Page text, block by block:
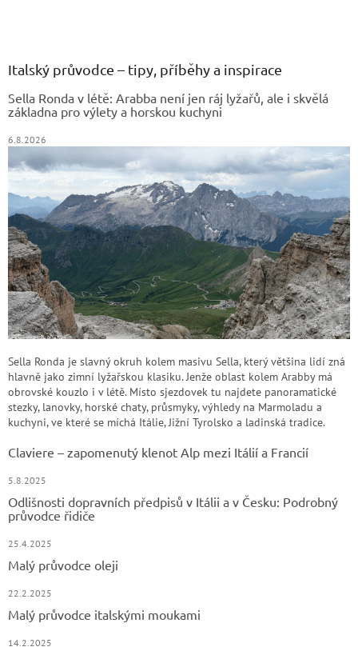
Italský průvodce – tipy, příběhy a inspirace
Sella Ronda v létě: Arabba není jen ráj lyžařů, ale i skvělá
základna pro výlety a horskou kuchyni
6.8.2026
Sella Ronda je slavný okruh kolem masivu Sella, který většina lidí zná
hlavně jako zimní lyžařskou klasiku. Jenže oblast kolem Arabby má
obrovské kouzlo i v létě. Místo sjezdovek tu najdete panoramatické
stezky, lanovky, horské chaty, průsmyky, výhledy na Marmoladu a
kuchyni, ve které se míchá Itálie, Jižní Tyrolsko a ladinská tradice.
Claviere – zapomenutý klenot Alp mezi Itálií a Francií
5.8.2025
Odlišnosti dopravních předpisů v Itálii a v Česku: Podrobný
průvodce řidiče
25.4.2025
Malý průvodce oleji
22.2.2025
Malý průvodce italskými moukami
14.2.2025